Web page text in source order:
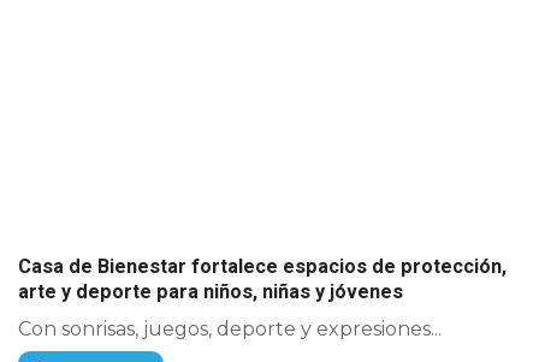
Casa de Bienestar fortalece espacios de protección,
arte y deporte para niños, niñas y jóvenes
Con sonrisas, juegos, deporte y expresiones...